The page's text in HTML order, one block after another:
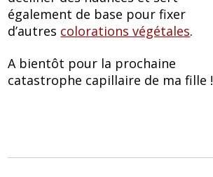
également de base pour fixer
d’autres colorations végétales.
A bientôt pour la prochaine
catastrophe capillaire de ma fille !